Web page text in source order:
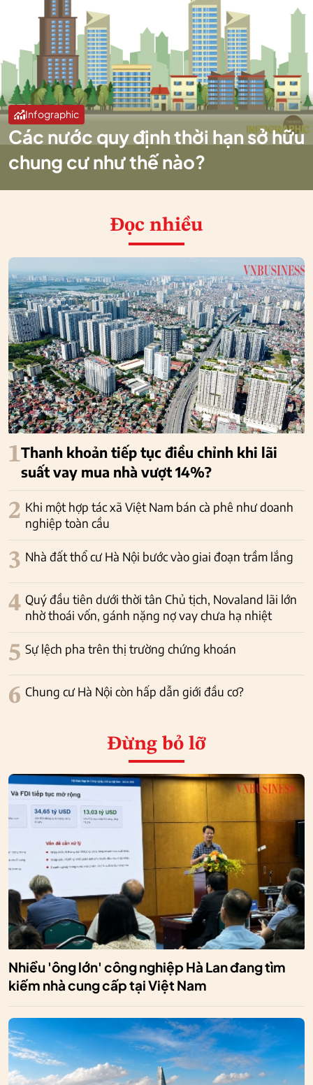
Infographic
Các nước quy định thời hạn sở hữu
chung cư như thế nào?
Đọc nhiều
1Thanh khoản tiếp tục điều chỉnh khi lãi
suất vay mua nhà vượt 14%?
2 Khi một hợp tác xã Việt Nam bán cà phê như doanh
nghiệp toàn cầu
3 Nhà đất thổ cư Hà Nội bước vào giai đoạn trầm lắng
4 Quý đầu tiên dưới thời tân Chủ tịch, Novaland lãi lớn
nhờ thoái vốn, gánh nặng nợ vay chưa hạ nhiệt
5 Sự lệch pha trên thị trường chứng khoán
6 Chung cư Hà Nội còn hấp dẫn giới đầu cơ?
Đừng bỏ lỡ
Nhiều 'ông lớn' công nghiệp Hà Lan đang tìm
kiếm nhà cung cấp tại Việt Nam